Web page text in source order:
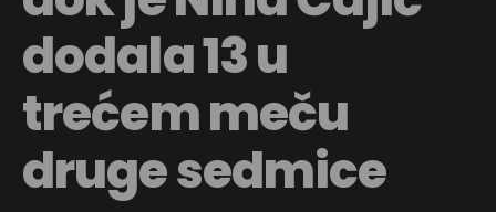
dodala 13 u
trećem meču
druge sedmice